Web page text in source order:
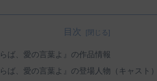
目次
ば、愛の言葉よ』の作品情報
ば、愛の言葉よ』の登場人物（キャスト）